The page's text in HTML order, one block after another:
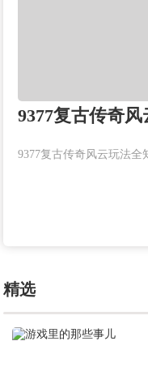
9377复古传奇
9377复古传奇风云玩法全
精选